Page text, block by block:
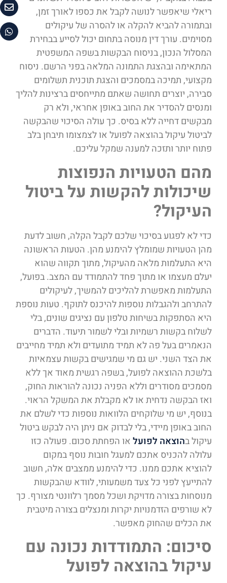
ריאלי שיאפשר לנושה לקבל את כספו לאורך זמן,
ובתמורה להביא להקלה או להסרה של עיקולים
מסוימים. עורך דין מנוסה בתחום יכול לסייע בבחירת
המסלול הנכון, בניסוח הבקשות בשפה המשפטית
המתאימה ובהצגת התמונה המלאה בפני הרשם. ניסוח
מקצועי, תמיכה במסמכים והצגת תוכנית תשלומים
סבירה, יוצרים תחושה שאתם מתייחסים ברצינות להליך
ומנסים להסדיר את החוב באופן אחראי, ולא רק
מבקשים דחייה ללא בסיס. כך עולה הסיכוי שהבקשה
לביטול עיקול בהוצאה לפועל או לצמצומו תיבחן בלב
פתוח יותר ותזכה למענה שמקל עליכם.
מהם הטעויות הנפוצות
שיכולות להקשות על ביטול
העיקול?
כדי לא לפגוע בסיכוי שלכם לקבל הקלה, חשוב לדעת
מהן הטעויות שמומלץ להימנע מהן. הטעות הראשונה
היא התעלמות מלאה מהעיקול, מתוך תקווה שהוא
יעלם מעצמו או מתוך פחד להתמודד עם המצב. בפועל,
התעלמות מאפשרת להליכים להמשיך, לעיקולים
להתרחב ולהגבלות נוספות להיכנס לתוקף. טעות נוספת
היא הסתפקות בשיחות טלפון עם נציגים שונים, בלי
לשלוח בקשות רשמיות ובלי לשמור תיעוד. הדברים
הנאמרים בעל פה לא תמיד מתועדים ולא תמיד מחייבים
את הצד השני. יש גם מי שמגישים בקשות עצמאיות
בלשכת ההוצאה לפועל, בשפה רגשית מאוד אך ללא
מסמכים מסודרים וללא הפניה נכונה להוראות החוק,
ואז הבקשה נדחית או לא מקבלת את המשקל הראוי.
בנוסף, יש מי שלוקחים הלוואות נוספות כדי לשלם את
החוב באופן מיידי, בלי לבדוק אם ניתן היה לבקש ביטול
עיקול בהוצאה לפועלאו הפחתת סכום. פעולה כזו
עלולה להכניס אתכם למעגל חובות נוסף במקום
להוציא אתכם ממנו. כדי להימנע ממצבים אלה, חשוב
להתייעץ לפני כל צעד משמעותי, לוודא שהבקשות
מנוסחות בצורה מדויקת ושכל מסמך רלוונטי מצורף. כך
לא שורפים הזדמנויות יקרות ומנצלים בצורה מיטבית
את הכלים שהחוק מאפשר.
סיכום: התמודדות נכונה עם
עיקול בהוצאה לפועל